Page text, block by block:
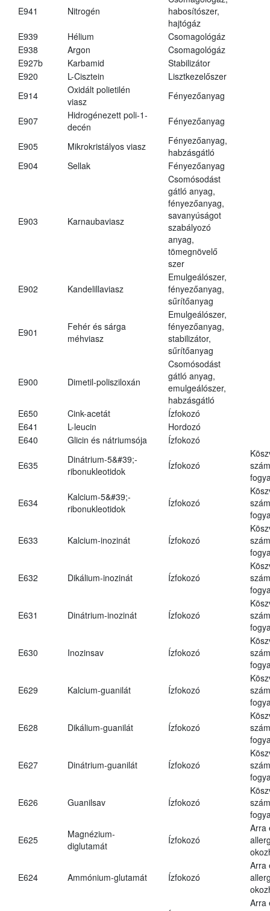
E941 Nitrogén
habosítószer,
hajtógáz
E939
Hélium
Csomagológáz
E938
Argon
Csomagológáz
E927b
Karbamid
Stabilizátor
E920
L-Cisztein
Lisztkezelőszer
E914
Oxidált polietilén
viasz
Fényezőanyag
E907
Hidrogénezett poli-1-
decén
Fényezőanyag
E905 Mikrokristályos viasz
Fényezőanyag,
habzásgátló
E904
Sellak Fényezőanyag
E903 Karnaubaviasz
Csomósodást
gátló anyag,
fényezőanyag,
savanyúságot
szabályozó
anyag,
tömegnövelő
szer
E902 Kandelillaviasz
Emulgeálószer,
fényezőanyag,
sűrítőanyag
E901
Fehér és sárga
méhviasz
Emulgeálószer,
fényezőanyag,
stabilizátor,
sűrítőanyag
E900 Dimetil-polisziloxán
Csomósodást
gátló anyag,
emulgeálószer,
habzásgátló
E650
Cink-acetát
Ízfokozó
E641
L-leucin
Hordozó
E640
Glicin és nátriumsója Ízfokozó
E635
Dinátrium-5&#39;-
ribonukleotidok
Ízfokozó
E634
Kalcium-5&#39;-
ribonukleotidok
Ízfokozó
E633 Kalcium-inozinát Ízfokozó
E632 Dikálium-inozinát Ízfokozó
E631 Dinátrium-inozinát Ízfokozó
E630 Inozinsav Ízfokozó
E629 Kalcium-guanilát Ízfokozó
E628 Dikálium-guanilát Ízfokozó
E627 Dinátrium-guanilát Ízfokozó
E626 Guanilsav Ízfokozó
E625
Magnézium-
diglutamát
Ízfokozó
Arra
E624 Ammónium-glutamát Ízfokozó
Arra
Arra